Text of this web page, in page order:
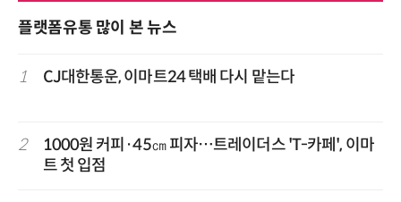
플랫폼유통 많이 본 뉴스
1 CJ대한통운, 이마트24 택배 다시 맡는다
2
1000원 커피·45㎝ 피자…트레이더스 'T-카페', 이마
트 첫 입점